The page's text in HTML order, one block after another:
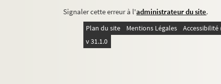
Signaler cette erreur à l'administrateur du site.
Plan du site Mentions Légales
v 31.1.0